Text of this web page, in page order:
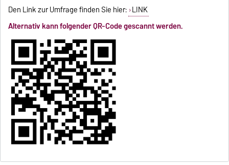
Den Link zur Umfrage finden Sie hier: LINK
Alternativ kann folgender QR-Code gescannt werden.